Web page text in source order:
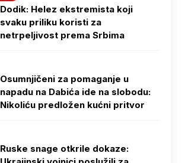
Dodik: Helez ekstremista koji
svaku priliku koristi za
netrpeljivost prema Srbima
Osumnjičeni za pomaganje u
napadu na Dabića ide na slobodu:
Nikoliću predložen kućni pritvor
Ruske snage otkrile dokaze: